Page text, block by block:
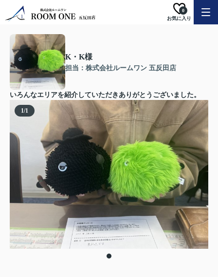
お気に入り
0
K・K様
担当：株式会社ルームワン 五反田店
いろんなエリアを紹介していただきありがとうございました。
1/1